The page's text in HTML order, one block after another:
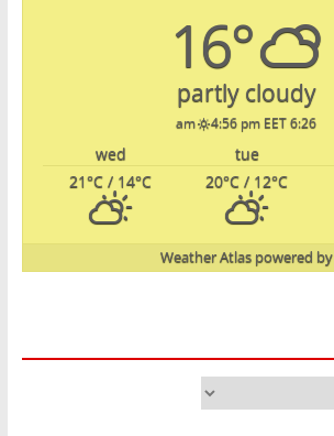
16°
partly cloudy
6:26 am
4:56 pm EET
tue
wed
20°C / 12°C
21°C / 14°C
powered by
Weather Atlas